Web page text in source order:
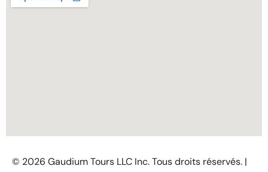
© 2026 Gaudium Tours LLC Inc. Tous droits réservés. |